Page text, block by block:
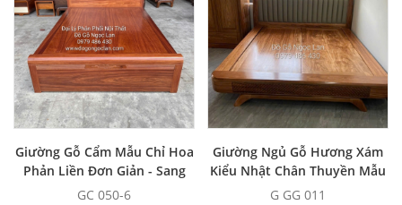
MUA NGAY
Giường Gỗ Cẩm Mẫu Chỉ Hoa
Phản Liền Đơn Giản - Sang
Trọng
GC 050-6
MUA NGAY
Giường Ngủ Gỗ Hương Xám
Kiểu Nhật Chân Thuyền Mẫu
Trám Bọc Nệm - Hiện Đại
G GG 011